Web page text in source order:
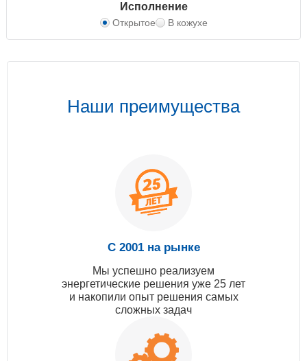
Исполнение
Открытое В кожухе
Наши преимущества
С 2001 на рынке
Мы успешно реализуем
энергетические решения уже 25 лет
и накопили опыт решения самых
сложных задач